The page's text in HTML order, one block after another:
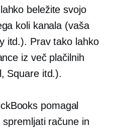
beležite svojo
koli kanala (vaša
itd.). Prav tako lahko
iz več plačilnih
Square itd.).
pomagal
račune in